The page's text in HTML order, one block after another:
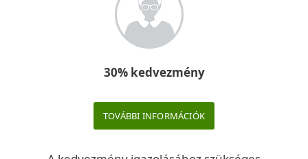
30% kedvezmény
TOVÁBBI INFORMÁCIÓK